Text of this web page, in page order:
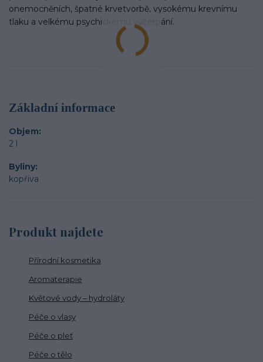
onemocněních, špatné krvetvorbě, vysokému krevnímu
tlaku a velkému psychickému vyčerpání.
Základní informace
Objem
2 l
Byliny
kopřiva
Produkt najdete
Přírodní kosmetika
Aromaterapie
Květové vody – hydroláty
Péče o vlasy
Péče o pleť
Péče o tělo